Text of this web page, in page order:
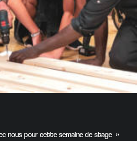
nous pour cette semaine de stage »